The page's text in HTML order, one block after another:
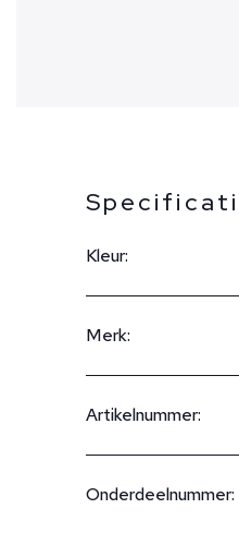
Kleur:
Merk:
Artikelnummer:
Onderdeelnummer: